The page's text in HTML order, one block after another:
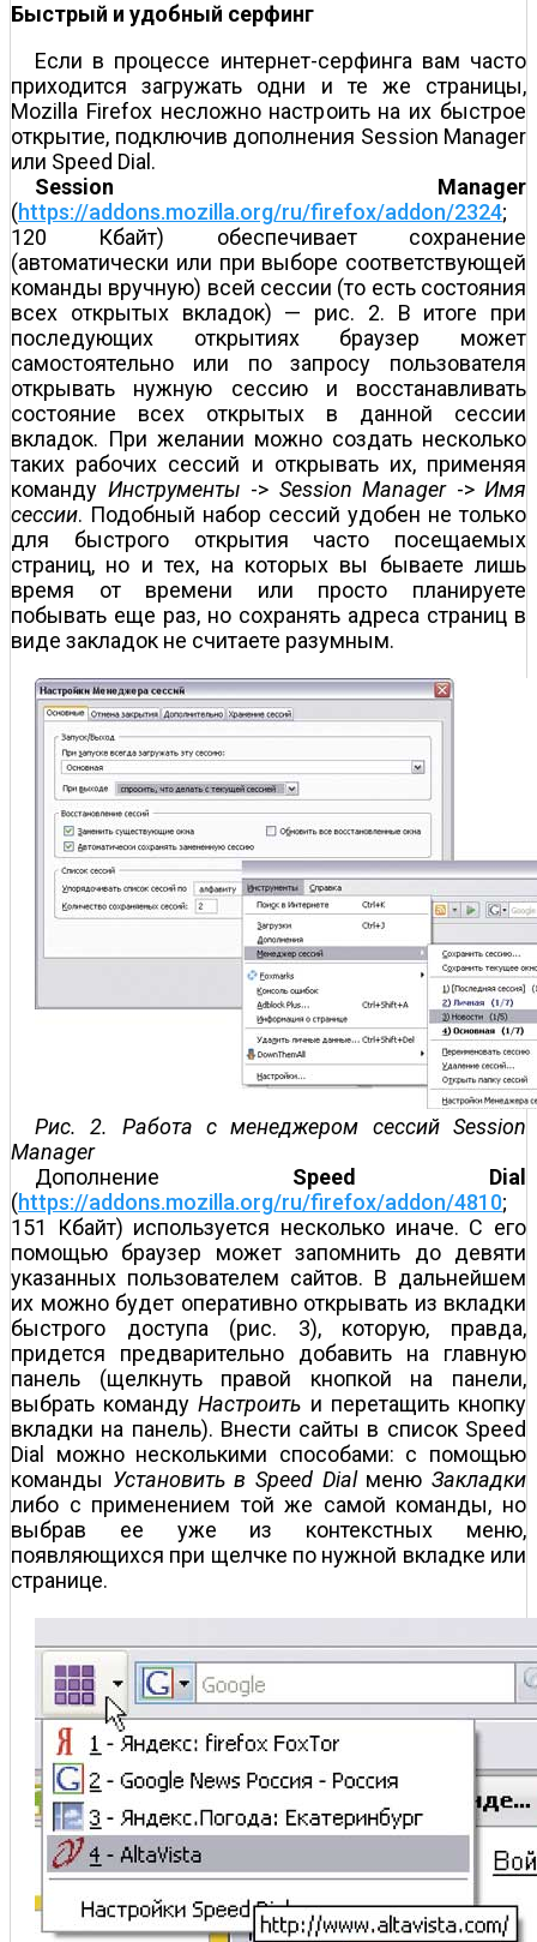
Быстрый и удобный серфинг
Если в процессе интернет-серфинга вам часто
приходится загружать одни и те же страницы,
Mozilla Firefox несложно настроить на их быстрое
открытие, подключив дополнения Session Manager
или Speed Dial.
Session Manager
(https://addons.mozilla.org/ru/firefox/addon/2324;
120 Кбайт) обеспечивает сохранение
(автоматически или при выборе соответствующей
команды вручную) всей сессии (то есть состояния
всех открытых вкладок) — рис. 2. В итоге при
последующих открытиях браузер может
самостоятельно или по запросу пользователя
открывать нужную сессию и восстанавливать
состояние всех открытых в данной сессии
вкладок. При желании можно создать несколько
таких рабочих сессий и открывать их, применяя
команду Инструменты -> Session Manager-> Имя
сессии. Подобный набор сессий удобен не только
для быстрого открытия часто посещаемых
страниц, но и тех, на которых вы бываете лишь
время от времени или просто планируете
побывать еще раз, но сохранять адреса страниц в
виде закладок не считаете разумным.
Рис. 2. Работа с менеджером сессий Session
Manager
Дополнение Speed Dial
(https://addons.mozilla.org/ru/firefox/addon/4810;
151 Кбайт) используется несколько иначе. С его
помощью браузер может запомнить до девяти
указанных пользователем сайтов. В дальнейшем
их можно будет оперативно открывать из вкладки
быстрого доступа (рис. 3), которую, правда,
придется предварительно добавить на главную
панель (щелкнуть правой кнопкой на панели,
выбрать командуНастроить и перетащить кнопку
вкладки на панель). Внести сайты в список Speed
Dial можно несколькими способами: с помощью
команды Установить в Speed DialменюЗакладки
либо с применением той же самой команды, но
выбрав ее уже из контекстных меню,
появляющихся при щелчке по нужной вкладке или
странице.